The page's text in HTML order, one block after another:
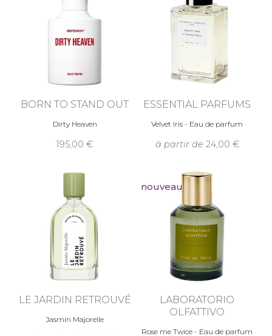
BORN TO STAND OUT
Dirty Heaven
195,00
ESSENTIAL PARFUMS
Velvet Iris - Eau de parfum
à partir de 24,00
LE JARDIN RETROUVÉ
Jasmin Majorelle
nouveau
LABORATORIO
OLFATTIVO
Rose me Twice - Eau de parfum